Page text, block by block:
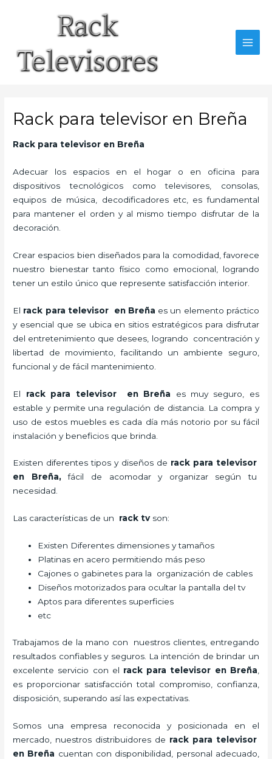
Rack para televisor en Breña
Rack para televisor en Breña
Adecuar los espacios en el hogar o en oficina para
dispositivos tecnológicos como televisores, consolas,
equipos de música, decodificadores etc, es fundamental
para mantener el orden y al mismo tiempo disfrutar de la
decoración.
Crear espacios bien diseñados para la comodidad, favorece
nuestro bienestar tanto físico como emocional, logrando
tener un estilo único que represente satisfacción interior.
El rack para televisor en Breña es un elemento práctico
y esencial que se ubica en sitios estratégicos para disfrutar
del entretenimiento que desees, logrando concentración y
libertad de movimiento, facilitando un ambiente seguro,
funcional y de fácil mantenimiento.
El rack para televisor en Breña es muy seguro, es
estable y permite una regulación de distancia. La compra y
uso de estos muebles es cada día más notorio por su fácil
instalación y beneficios que brinda.
Existen diferentes tipos y diseños de rack para televisor
en Breña,fácil de acomodar y organizar según tu
necesidad.
Las características de un rack tv son:
Existen Diferentes dimensiones y tamaños
Platinas en acero permitiendo más peso
Cajones o gabinetes para la organización de cables
Diseños motorizados para ocultar la pantalla del tv
Aptos para diferentes superficies
etc
Trabajamos de la mano con nuestros clientes, entregando
resultados confiables y seguros. La intención de brindar un
excelente servicio con el rack para televisor en Breña
es proporcionar satisfacción total compromiso, confianza,
disposición, superando así las expectativas.
Somos una empresa reconocida y posicionada en el
mercado, nuestros distribuidores de rack para televisor
en Breña cuentan con disponibilidad, personal adecuado,